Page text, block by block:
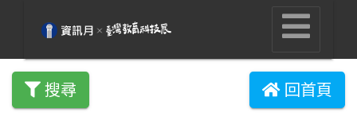
搜尋 回首頁